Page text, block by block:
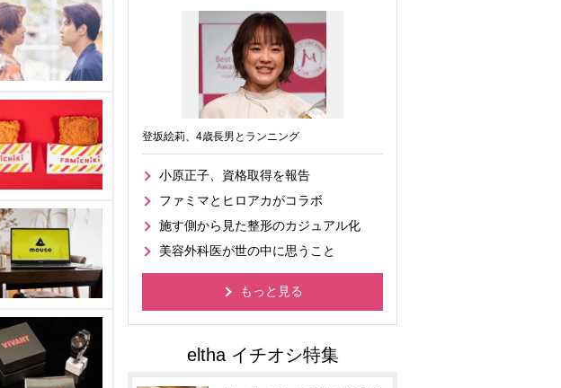
登坂絵莉、4歳長男とランニング
小原正子、資格取得を報告
ファミマとヒロアカがコラボ
施す側から見た整形のカジュアル化
美容外科医が世の中に思うこと
もっと見る